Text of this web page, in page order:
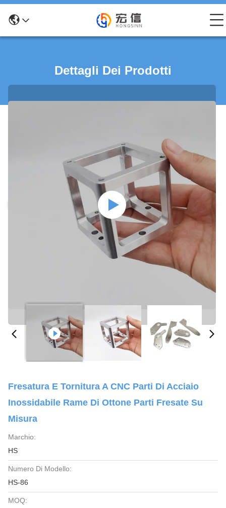
Dettagli Dei Prodotti
Fresatura E Tornitura A CNC Parti Di Acciaio
Inossidabile Rame Di Ottone Parti Fresate Su
Misura
Marchio:
HS
Numero Di Modello:
HS-86
MOQ: